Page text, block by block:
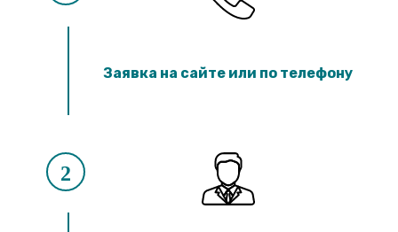
Заявка на сайте или по телефону
2